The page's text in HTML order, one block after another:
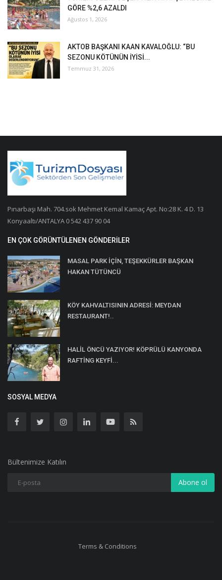
GÖRE %2,6 AZALDI
Ağustos 1, 2026
AKTOB BAŞKANI KAAN KAVALOĞLU: “BU
SEZONU KÖTÜNÜN İYİSİ...
Temmuz 31, 2026
Pınarbaşı Mah. 704.sok Mehmet Kemal Kamaç Apt. No:28 K. 4 D. 13
Konyaaltı/ANTALYA 0 542 437 90 04
EN ÇOK GÖRÜNTÜLENEN GÖNDERILER
MASAL PARK İÇİN, TEŞEKKÜRLER BAŞKAN
HAKAN TÜTÜNCÜ
KÖY KAHVALTISININ ADRESİ: MEYDAN
RESTAURANT!..
HALİL ÖNCÜ YAZIYOR! KÖPRÜLÜ KANYONDA
RAFTİNG KEYFİ...
SOSYAL MEDYA
Bültenimize Katılın
Abone ol
Terms & Conditions